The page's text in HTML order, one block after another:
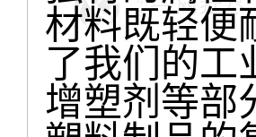
材料既轻便
了我们的工
增塑剂等部